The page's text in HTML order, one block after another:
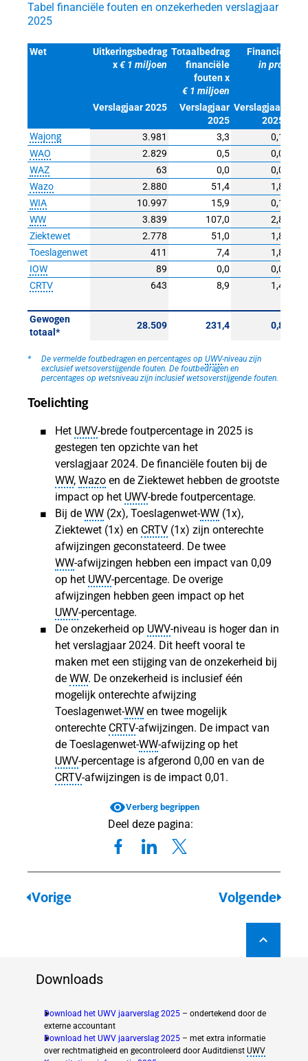
Tabel financiële fouten en onzekerheden verslagjaar
2025
Wet
Uitkeringsbedrag
x€ 1 miljoen
Totaalbedrag
financiële
fouten x
€ 1 miljoen
Financiële
in
Verslagjaar 2025
Verslagjaar
2025
Verslagjaar
2025
Wajong 3.981 3,3
0,1
WAO
2.829 0,5
0,0
WAZ
63 0,0
0,0
Wazo
2.880 51,4
1,8
WIA
10.997 15,9
0,1
WW
3.839 107,0
2,8
Ziektewet
2.778 51,0
1,8
Toeslagenwet
411 7,4
1,8
IOW
89 0,0
0,0
CRTV
643 8,9 1,4
Gewogen
totaal*
28.509 231,4 0,8
* De vermelde foutbedragen en percentages opUWV‑niveau zijn
exclusief wetsoverstijgende fouten. De foutbedragen en
percentages op wetsniveau zijn inclusief wetsoverstijgende fouten.
Toelichting
Het UWV-brede foutpercentage in 2025 is
gestegen ten opzichte van het
verslagjaar 2024. De financiële fouten bij de
WW,Wazo en de Ziektewet hebben de grootste
impact op het UWV‑brede foutpercentage.
Bij deWW (2x), Toeslagenwet-WW (1x),
Ziektewet (1x) en CRTV (1x) zijn onterechte
afwijzingen geconstateerd. De twee
WW‑afwijzingen hebben een impact van 0,09
op het UWV‑percentage. De overige
afwijzingen hebben geen impact op het
UWV‑percentage.
De onzekerheid op UWV-niveau is hoger dan in
het verslagjaar 2024. Dit heeft vooral te
maken met een stijging van de onzekerheid bij
deWW. De onzekerheid is inclusief één
mogelijk onterechte afwijzing
Toeslagenwet‑WW en twee mogelijk
onterechte CRTV‑afwijzingen. De impact van
de Toeslagenwet‑WW‑afwijzing op het
UWV‑percentage is afgerond 0,00 en van de
CRTV‑afwijzingen is de impact 0,01.
Verberg begrippen
Deel deze pagina:
Vorige Volgende
Downloads
Download het UWV jaarverslag 2025 – ondertekend door de
externe accountant
Download het UWV jaarverslag 2025 – met extra informatie
over rechtmatigheid en gecontroleerd door Auditdienst UWV